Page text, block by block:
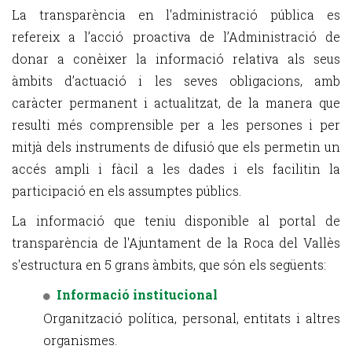
La transparència en l'administració pública es
refereix a l’acció proactiva de l’Administració de
donar a conèixer la informació relativa als seus
àmbits d’actuació i les seves obligacions, amb
caràcter permanent i actualitzat, de la manera que
resulti més comprensible per a les persones i per
mitjà dels instruments de difusió que els permetin un
accés ampli i fàcil a les dades i els facilitin la
participació en els assumptes públics.
La informació que teniu disponible al portal de
transparència de l'Ajuntament de la Roca del Vallès
s'estructura en 5 grans àmbits, que són els següents:
Informació institucional
Organització política, personal, entitats i altres
organismes.